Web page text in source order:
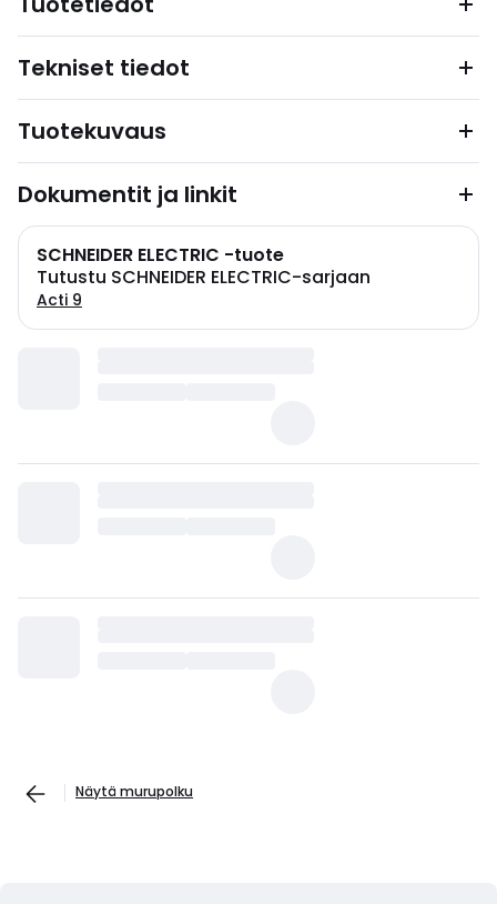
Tekniset tiedot
Tuotekuvaus
Dokumentit ja linkit
SCHNEIDER ELECTRIC -tuote
Tutustu SCHNEIDER ELECTRIC-sarjaan
Acti 9
Näytä murupolku